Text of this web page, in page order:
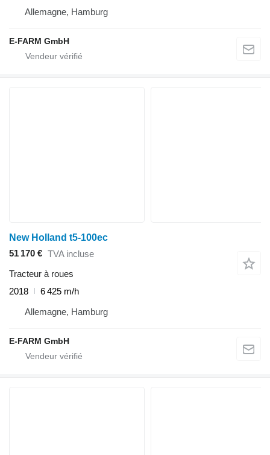
Allemagne, Hamburg
E-FARM GmbH
New Holland t5-100ec
51 170 € TVA incluse
Tracteur à roues
2018
6 425 m/h
Allemagne, Hamburg
E-FARM GmbH